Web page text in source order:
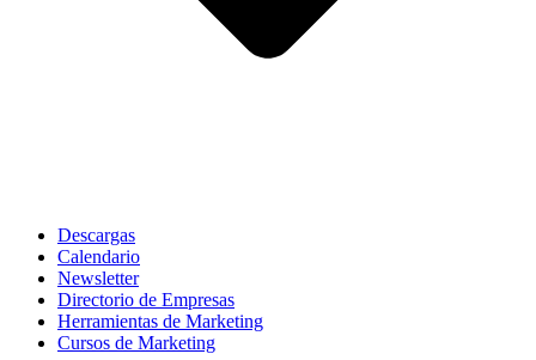
Descargas
Calendario
Newsletter
Directorio de Empresas
Herramientas de Marketing
Cursos de Marketing